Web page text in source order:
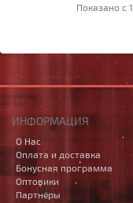
Показано с
ИНФОРМАЦИЯ
О Нас
Оплата и доставка
Бонусная программа
Оптовики
Партнёры